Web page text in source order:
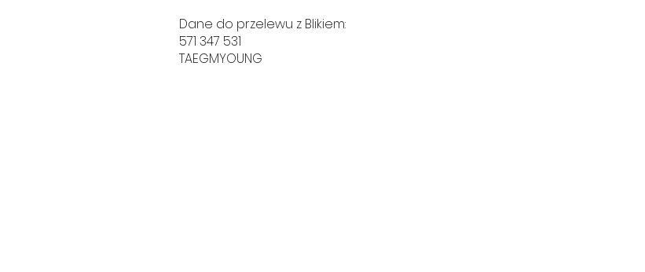
Dane do przelewu z Blikiem:
571 347 531
TAEGMYOUNG